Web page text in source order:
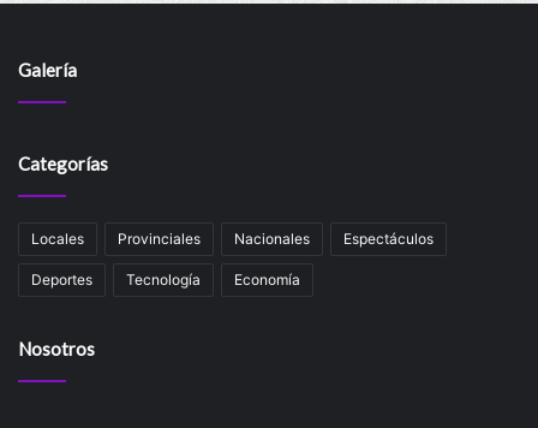
Galería
Categorías
Locales Provinciales Nacionales Espectáculos
Deportes Tecnología Economía
Nosotros